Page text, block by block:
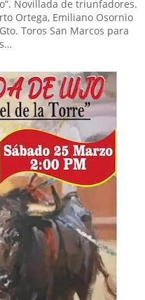
Novillada de triunfadores.
Ortega, Emiliano Osornio
Toros San Marcos para